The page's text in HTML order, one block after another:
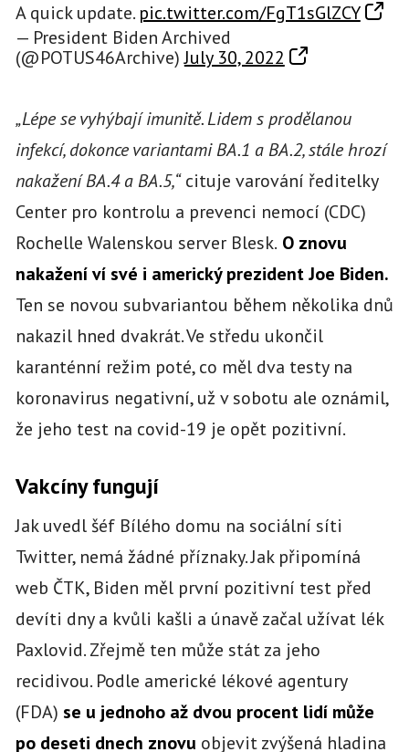
A quick update. pic.twitter.com/FgT1sGlZCY
— President Biden Archived
(@POTUS46Archive)July 30, 2022
„Lépe se vyhýbají imunitě. Lidem s prodělanou
infekcí, dokonce variantami BA.1 a BA.2, stále hrozí
nakažení BA.4 a BA.5,“cituje varování ředitelky
Center pro kontrolu a prevenci nemocí (CDC)
Rochelle Walenskou server Blesk. O znovu
nakažení ví své i americký prezident Joe Biden.
Ten se novou subvariantou během několika dnů
nakazil hned dvakrát. Ve středu ukončil
karanténní režim poté, co měl dva testy na
koronavirus negativní, už v sobotu ale oznámil,
že jeho test na covid-19 je opět pozitivní.
Vakcíny fungují
Jak uvedl šéf Bílého domu na sociální síti
Twitter, nemá žádné příznaky. Jak připomíná
web ČTK, Biden měl první pozitivní test před
devíti dny a kvůli kašli a únavě začal užívat lék
Paxlovid. Zřejmě ten může stát za jeho
recidivou. Podle americké lékové agentury
(FDA) se u jednoho až dvou procent lidí může
po deseti dnech znovu objevit zvýšená hladina